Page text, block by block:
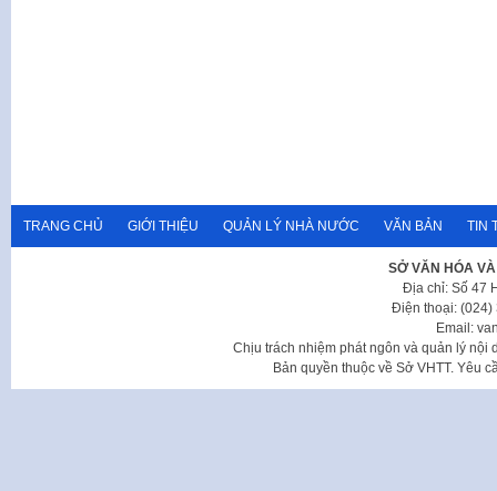
TRANG CHỦ GIỚI THIỆU QUẢN LÝ NHÀ NƯỚC VĂN BẢN TIN
SỞ VĂN HÓA
Địa chỉ: Số 47
Điện thoại: (024)
Email:
Chịu trách nhiệm phát ngôn và quản lý nội
Bản quyền thuộc về Sở VHTT. Yêu